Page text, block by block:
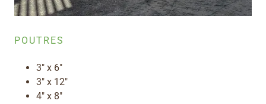
POUTRES
3" x 6"
3" x 12"
4" x 8"